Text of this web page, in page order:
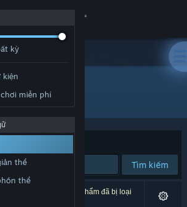
kỳ
kiện
miễn phí
thể
thể
Inc.
Tìm kiếm
của bạn. 6 tựa sản phẩm đã bị loại
bạn.